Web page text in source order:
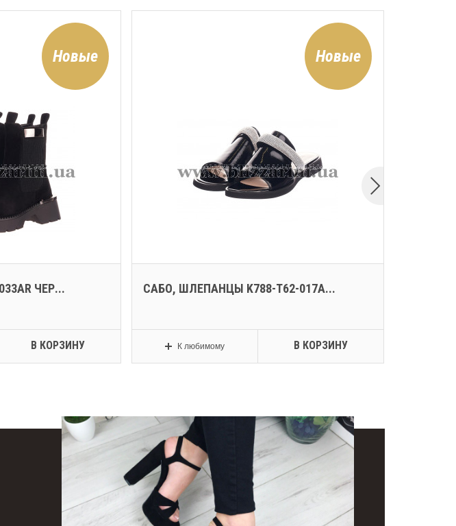
Новые
ЧЕР...
В КОРЗИНУ
Новые
САБО, ШЛЕПАНЦЫ K788-T62-017A...
К любимому В КОРЗИНУ